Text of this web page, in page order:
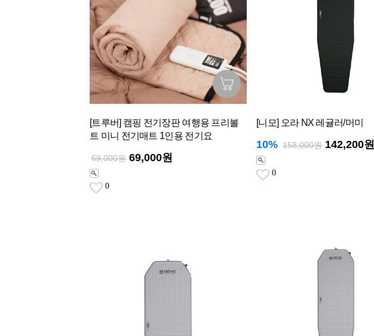
[트루버] 캠핑 전기장판 여행용 프리볼
트 미니 전기매트 1인용 전기요
69,000원 69,000원
0
[니모] 오라 NX 레귤러/머미
10% 158,000원 142,200원
0